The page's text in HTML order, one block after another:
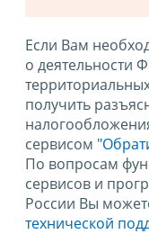
Если Вам
о деятельности
получить
сервисом
По вопросам
сервисов и
России Вы
технической